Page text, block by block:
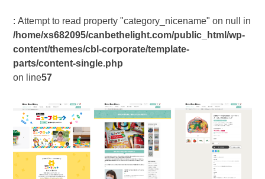
: Attempt to read property "category_nicename" on null in
/home/xs682095/canbethelight.com/public_html/wp-
content/themes/cbl-corporate/template-
parts/content-single.php
on line57